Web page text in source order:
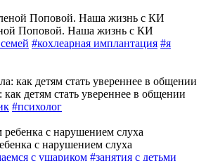
Поповой. Наша жизнь с КИ
#кохлеарная имплантация #я
детям стать увереннее в общении
#психолог
с нарушением слуха
с ушариком #занятия с детьми